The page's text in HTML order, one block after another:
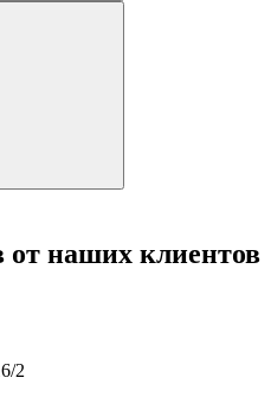
от наших клиентов
2